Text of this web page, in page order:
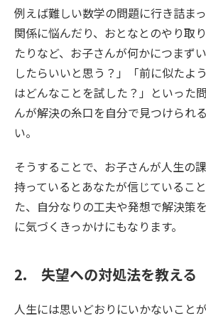
例えば難しい数学の問題に行き詰ま
関係に悩んだり、おとなとのやり取
たりなど、お子さんが何かにつまず
したらいいと思う？」「前に似たよ
はどんなことを試した？」といった
んが解決の糸口を自分で見つけられ
い。
そうすることで、お子さんが人生の
持っているとあなたが信じているこ
た、自分なりの工夫や発想で解決策
に気づくきっかけにもなります。
2. 失望ヘの対処法を教える
人生には思いどおりにいかないこと